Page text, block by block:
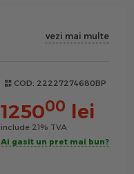
vezi mai multe
COD: 22227274680BP
125000 lei
include 21% TVA
Ai gasit un pret mai bun?